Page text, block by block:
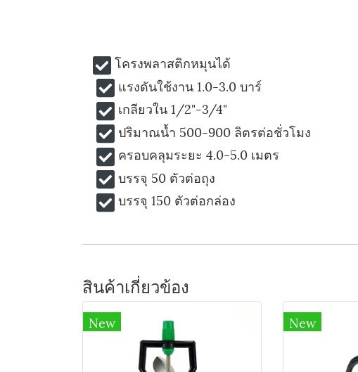
โครงพลาสติกหมุนได้
แรงดันใช้งาน 1.0-3.0 บาร์
เกลียวใน 1/2"-3/4"
ปริมาณน้ำ 500-900 ลิตรต่อชั่วโมง
ครอบคลุมระยะ 4.0-5.0 เมตร
บรรจุ 50 ตัวต่อถุง
บรรจุ 150 ตัวต่อกล่อง
สินค้าเกี่ยวข้อง
New New